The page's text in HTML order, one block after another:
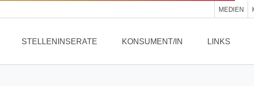
MEDIEN
STELLENINSERATE KONSUMENT/IN LINKS